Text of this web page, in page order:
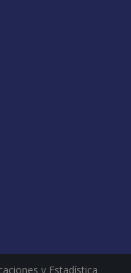
y Estadística